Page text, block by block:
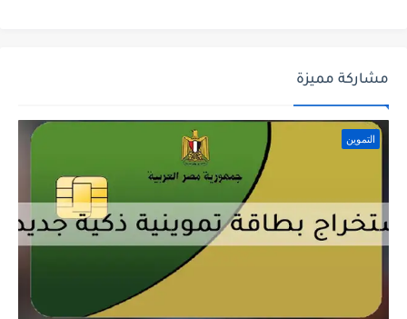
مشاركة مميزة
التموين